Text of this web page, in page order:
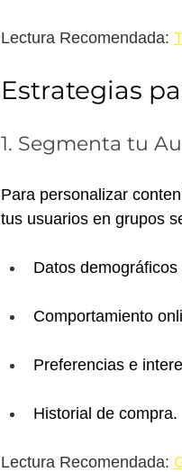
Lectura Recomendada:
Estrategias
1. Segmenta tu
Para personalizar
tus usuarios en grupos
Datos
Comportamiento
Preferencias e
Historial de compra.
Lectura Recomendada: